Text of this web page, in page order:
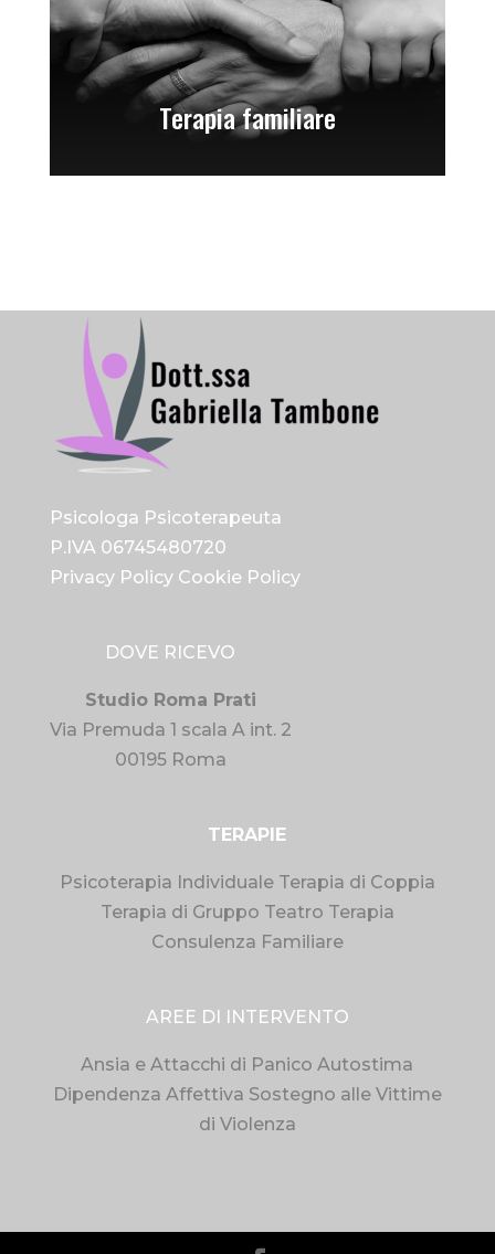
Terapia familiare
Psicologa Psicoterapeuta
P.IVA 06745480720
Privacy Policy Cookie Policy
DOVE RICEVO
Studio Roma Prati
Via Premuda 1 scala A int. 2
00195 Roma
TERAPIE
Psicoterapia Individuale Terapia di Coppia
Terapia di Gruppo Teatro Terapia
Consulenza Familiare
AREE DI INTERVENTO
Ansia e Attacchi di Panico Autostima
Dipendenza Affettiva Sostegno alle Vittime
di Violenza